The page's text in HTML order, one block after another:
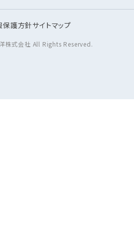
保護方針サイトマップ
式会社 All Rights Reserved.